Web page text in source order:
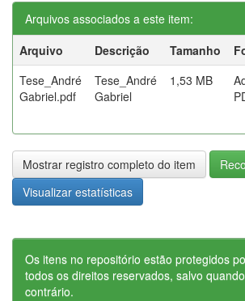
Arquivos associados a este item:
Arquivo
Descrição Tamanho
Tese_André
Gabriel.pdf
Tese_André
Gabriel
1,53 MB
Mostrar registro completo do item
Visualizar estatísticas
Os itens no repositório estão protegidos
todos os direitos reservados, salvo
contrário.